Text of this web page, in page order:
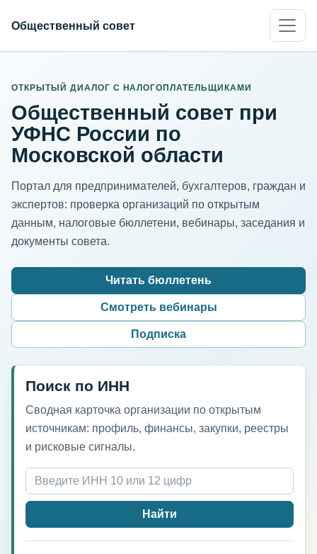
Общественный совет
ОТКРЫТЫЙ ДИАЛОГ С НАЛОГОПЛАТЕЛЬЩИКАМИ
Общественный совет при
УФНС России по
Московской области
Портал для предпринимателей, бухгалтеров, граждан и
экспертов: проверка организаций по открытым
данным, налоговые бюллетени, вебинары, заседания и
документы совета.
Читать бюллетень
Смотреть вебинары
Подписка
Поиск по ИНН
Сводная карточка организации по открытым
источникам: профиль, финансы, закупки, реестры
и рисковые сигналы.
ИНН организации
Найти
Адрес для нормализации